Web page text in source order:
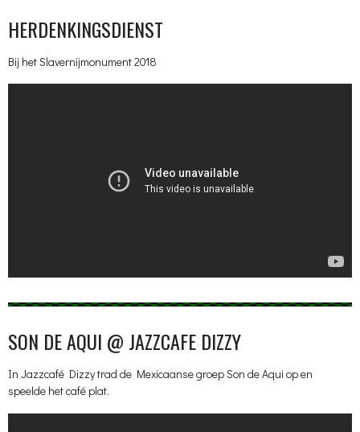
HERDENKINGSDIENST
Bij het Slavernijmonument 2018
SON DE AQUI @ JAZZCAFE DIZZY
In Jazzcafé Dizzy trad de Mexicaanse groep Son de Aqui op en
speelde het café plat.